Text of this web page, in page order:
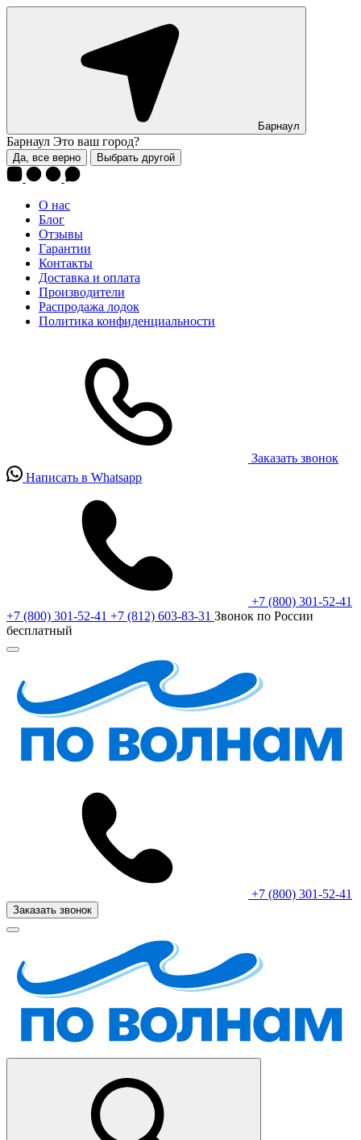
Барнаул
Барнаул Это ваш город?
Да, все верно Выбрать другой
О нас
Блог
Отзывы
Гарантии
Контакты
Доставка и оплата
Производители
Распродажа лодок
Политика конфиденциальности
Заказать звонок
Написать в Whatsapp
+7 (800) 301-52-41
+7 (800) 301-52-41 +7 (812) 603-83-31 Звонок по России
бесплатный
+7 (800) 301-52-41
Заказать звонок